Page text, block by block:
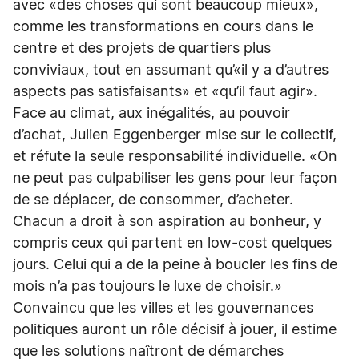
avec «des choses qui sont beaucoup mieux»,
comme les transformations en cours dans le
centre et des projets de quartiers plus
conviviaux, tout en assumant qu’«il y a d’autres
aspects pas satisfaisants» et «qu’il faut agir».
Face au climat, aux inégalités, au pouvoir
d’achat, Julien Eggenberger mise sur le collectif,
et réfute la seule responsabilité individuelle. «On
ne peut pas culpabiliser les gens pour leur façon
de se déplacer, de consommer, d’acheter.
Chacun a droit à son aspiration au bonheur, y
compris ceux qui partent en low-cost quelques
jours. Celui qui a de la peine à boucler les fins de
mois n’a pas toujours le luxe de choisir.»
Convaincu que les villes et les gouvernances
politiques auront un rôle décisif à jouer, il estime
que les solutions naîtront de démarches